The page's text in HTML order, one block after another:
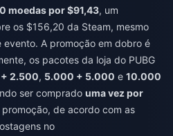
moedas por $91,43, um
os $156,20 da Steam, mesmo
A promoção em dobro é
os pacotes da loja do PUBG
2.500, 5.000 + 5.000 e 10.000
ser comprado uma vez por
de acordo com as
no